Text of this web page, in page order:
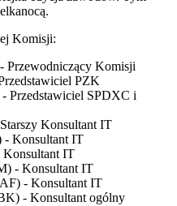
Komisji:
Przewodniczący Komisji
PZK
Przedstawiciel SPDXC i
Konsultant IT
- Konsultant IT
IT
- Konsultant IT
- Konsultant IT
- Konsultant ogólny